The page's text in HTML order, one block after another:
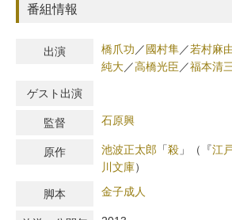
番組情報
出演 橋爪功 ／國村隼／若村麻
純大／高橋光臣 ／福本清
ゲスト出演
監督 石原興
原作 池波正太郎 「殺 」 （ 『江
川文庫）
脚本 金子成人